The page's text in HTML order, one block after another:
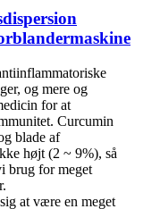
og mere og
for at
Curcumin
blade af
højt (2 ~ 9%), så
brug for meget
at være en meget